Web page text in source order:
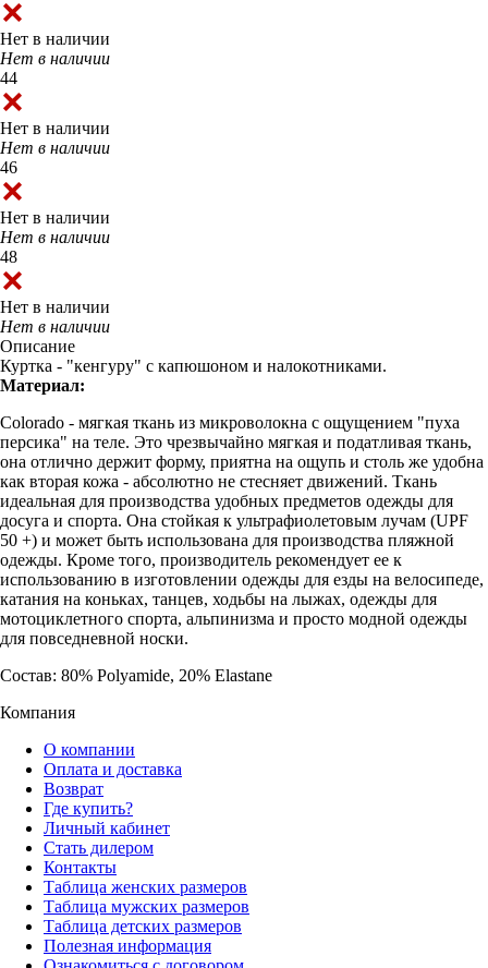
Нет в наличии
Нет в наличии
44
Нет в наличии
Нет в наличии
46
Нет в наличии
Нет в наличии
48
Нет в наличии
Нет в наличии
Описание
Куртка - "кенгуру" с капюшоном и налокотниками.
Материал:
Colorado - мягкая ткань из микроволокна с ощущением "пуха
персика" на теле. Это чрезвычайно мягкая и податливая ткань,
она отлично держит форму, приятна на ощупь и столь же удобна
как вторая кожа - абсолютно не стесняет движений. Ткань
идеальная для производства удобных предметов одежды для
досуга и спорта. Она стойкая к ультрафиолетовым лучам (UPF
50 +) и может быть использована для производства пляжной
одежды. Кроме того, производитель рекомендует ее к
использованию в изготовлении одежды для езды на велосипеде,
катания на коньках, танцев, ходьбы на лыжах, одежды для
мотоциклетного спорта, альпинизма и просто модной одежды
для повседневной носки.
Состав: 80% Polyamide, 20% Elastane
Компания
О компании
Оплата и доставка
Возврат
Где купить?
Личный кабинет
Стать дилером
Контакты
Таблица женских размеров
Таблица мужских размеров
Таблица детских размеров
Полезная информация